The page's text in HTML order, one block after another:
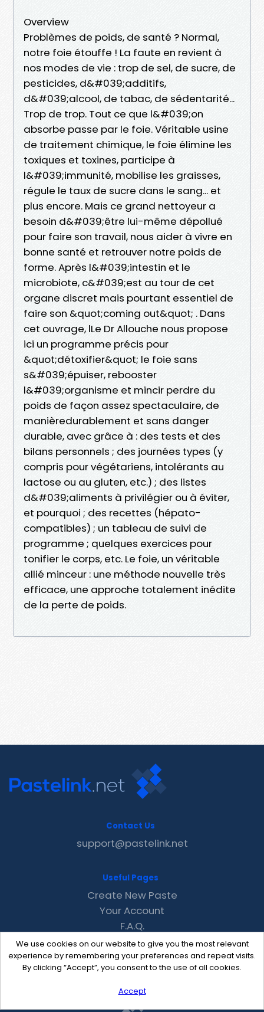
Overview
Problèmes de poids, de santé ? Normal,
notre foie étouffe ! La faute en revient à
nos modes de vie : trop de sel, de sucre, de
pesticides, d&#039;additifs,
d&#039;alcool, de tabac, de sédentarité...
Trop de trop. Tout ce que l&#039;on
absorbe passe par le foie. Véritable usine
de traitement chimique, le foie élimine les
toxiques et toxines, participe à
l&#039;immunité, mobilise les graisses,
régule le taux de sucre dans le sang... et
plus encore. Mais ce grand nettoyeur a
besoin d&#039;être lui-même dépollué
pour faire son travail, nous aider à vivre en
bonne santé et retrouver notre poids de
forme. Après l&#039;intestin et le
microbiote, c&#039;est au tour de cet
organe discret mais pourtant essentiel de
faire son &quot;coming out&quot; . Dans
cet ouvrage, lLe Dr Allouche nous propose
ici un programme précis pour
&quot;détoxifier&quot; le foie sans
s&#039;épuiser, rebooster
l&#039;organisme et mincir perdre du
poids de façon assez spectaculaire, de
manièredurablement et sans danger
durable, avec grâce à : des tests et des
bilans personnels ; des journées types (y
compris pour végétariens, intolérants au
lactose ou au gluten, etc.) ; des listes
d&#039;aliments à privilégier ou à éviter,
et pourquoi ; des recettes (hépato-
compatibles) ; un tableau de suivi de
programme ; quelques exercices pour
tonifier le corps, etc. Le foie, un véritable
allié minceur : une méthode nouvelle très
efficace, une approche totalement inédite
de la perte de poids.
We use cookies on our website to give you the most relevant
experience by remembering your preferences and repeat visits.
By clicking “Accept”, you consent to the use of all cookies.
Accept
Contact Us
support@pastelink.net
Useful Pages
Create New Paste
Your Account
F.A.Q.
Recent
Contact